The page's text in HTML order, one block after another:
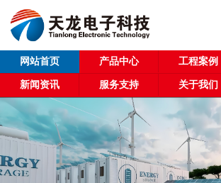
网站首页 产品中心 工程案例
新闻资讯 服务支持 关于我们